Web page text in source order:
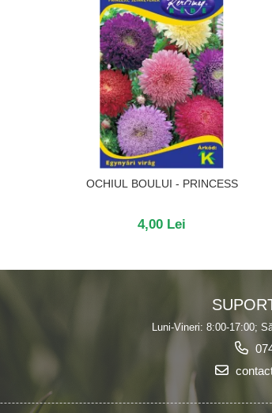
OCHIUL BOULUI - PRINCESS
4,00 Lei
Luni-Vineri: 8:00-17:00;